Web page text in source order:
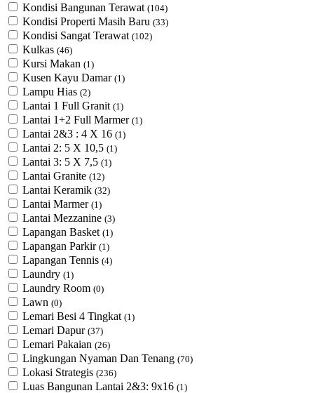
Kondisi Bangunan Terawat (104)
Kondisi Properti Masih Baru (33)
Kondisi Sangat Terawat (102)
Kulkas (46)
Kursi Makan (1)
Kusen Kayu Damar (1)
Lampu Hias (2)
Lantai 1 Full Granit (1)
Lantai 1+2 Full Marmer (1)
Lantai 2&3 : 4 X 16 (1)
Lantai 2: 5 X 10,5 (1)
Lantai 3: 5 X 7,5 (1)
Lantai Granite (12)
Lantai Keramik (32)
Lantai Marmer (1)
Lantai Mezzanine (3)
Lapangan Basket (1)
Lapangan Parkir (1)
Lapangan Tennis (4)
Laundry (1)
Laundry Room (0)
Lawn (0)
Lemari Besi 4 Tingkat (1)
Lemari Dapur (37)
Lemari Pakaian (26)
Lingkungan Nyaman Dan Tenang (70)
Lokasi Strategis (236)
Luas Bangunan Lantai 2&3: 9x16 (1)